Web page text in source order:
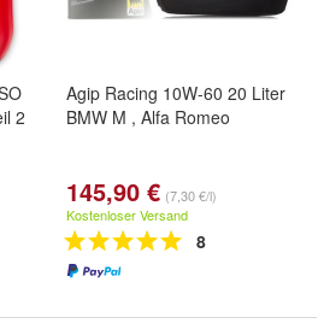
2
Agip Racing 10W-60 20 Liter
BMW M , Alfa Romeo
145,90 € (7,30 €/l)
Kostenloser Versand
8